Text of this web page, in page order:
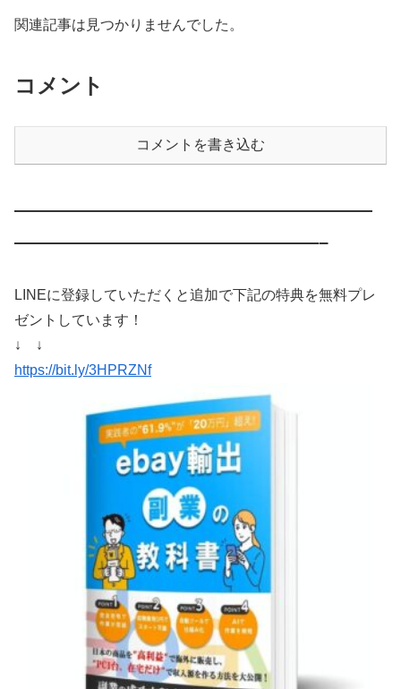
関連記事は見つかりませんでした。
コメント
コメントを書き込む
————————————————————
—————————————————–
LINEに登録していただくと追加で下記の特典を無料プレ
ゼントしています！
↓ ↓
https://bit.ly/3HPRZNf